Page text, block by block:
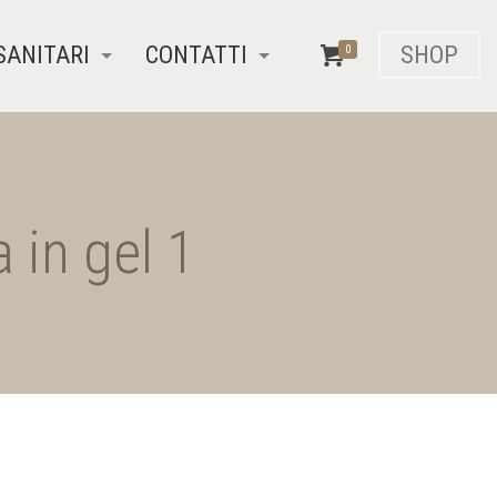
CONTATTI 0 SHOP
in gel 1